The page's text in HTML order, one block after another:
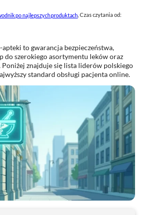
po najlepszych produktach , Czas czytania od:
to gwarancja bezpieczeństwa,
do szerokiego asortymentu leków oraz
znajduje się lista liderów polskiego
standard obsługi pacjenta online.